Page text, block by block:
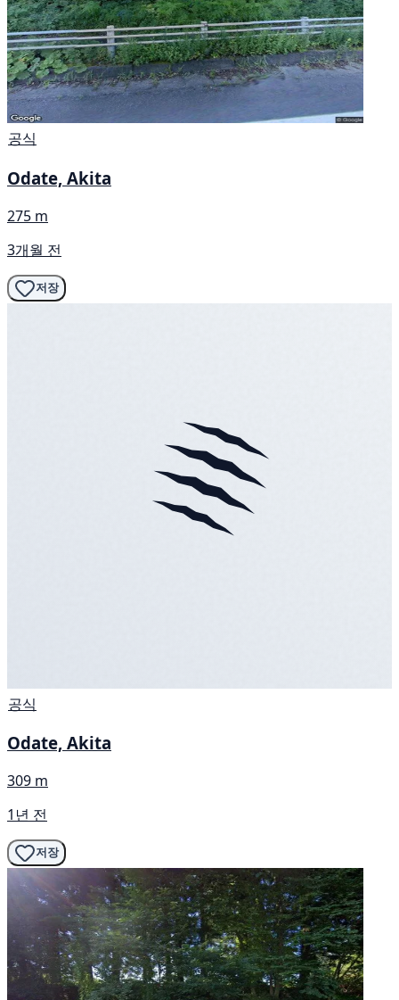
공식
Odate, Akita
275 m
3개월 전
저장
공식
Odate, Akita
309 m
1년 전
저장